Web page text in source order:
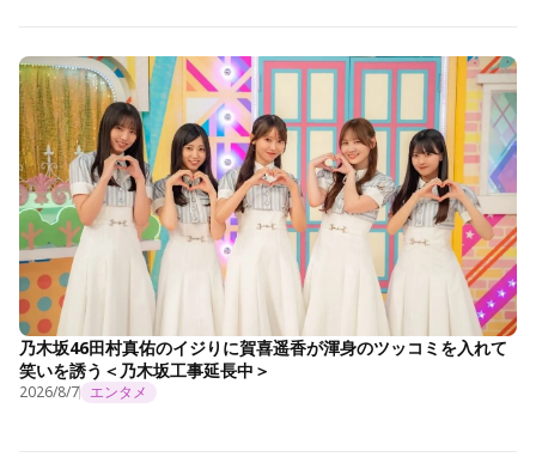
乃木坂46田村真佑のイジりに賀喜遥香が渾身のツッコミを入れて
笑いを誘う＜乃木坂工事延長中＞
2026/8/7 エンタメ